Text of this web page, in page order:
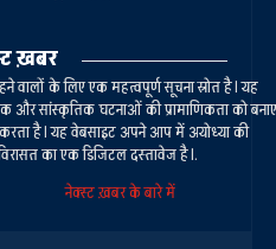
ख़बर
वालों के लिए एक महत्वपूर्ण सूचना स्रोत है। यह
और सांस्कृतिक घटनाओं की प्रामाणिकता को बनाए
करता है। यह वेबसाइट अपने आप में अयोध्या की
का एक डिजिटल दस्तावेज है।.
नेक्स्ट ख़बर के बारे में